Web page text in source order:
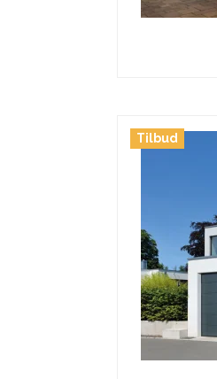
Tilbud